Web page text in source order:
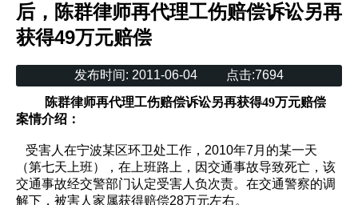
后，陈群律师再代理工伤赔偿诉讼另再
获得49万元赔偿
发布时间: 2011-06-04 点击:7694
陈群律师再代理工伤赔偿诉讼另再获得49万元赔偿
案情介绍：
受害人在宁波某区环卫处工作，2010年7月的某一天
（第七天上班），在上班路上，因交通事故导致死亡，该
交通事故经交警部门认定受害人负次责。在交通警察的调
解下，被害人家属获得赔偿28万元左右。